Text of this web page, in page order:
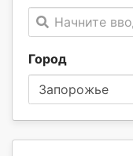
Начните
Город
Запорожье